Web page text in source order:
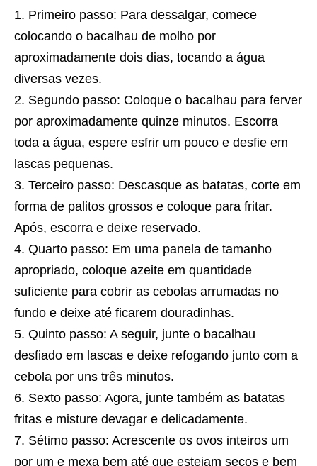
Primeiro passo: Para dessalgar, comece
colocando o bacalhau de molho por
aproximadamente dois dias, tocando a água
diversas vezes.
Segundo passo: Coloque o bacalhau para ferver
por aproximadamente quinze minutos. Escorra
toda a água, espere esfrir um pouco e desfie em
lascas pequenas.
Terceiro passo: Descasque as batatas, corte em
forma de palitos grossos e coloque para fritar.
Após, escorra e deixe reservado.
Quarto passo: Em uma panela de tamanho
apropriado, coloque azeite em quantidade
suficiente para cobrir as cebolas arrumadas no
fundo e deixe até ficarem douradinhas.
Quinto passo: A seguir, junte o bacalhau
desfiado em lascas e deixe refogando junto com a
cebola por uns três minutos.
Sexto passo: Agora, junte também as batatas
fritas e misture devagar e delicadamente.
Sétimo passo: Acrescente os ovos inteiros um
por um e mexa bem até que estejam secos e bem